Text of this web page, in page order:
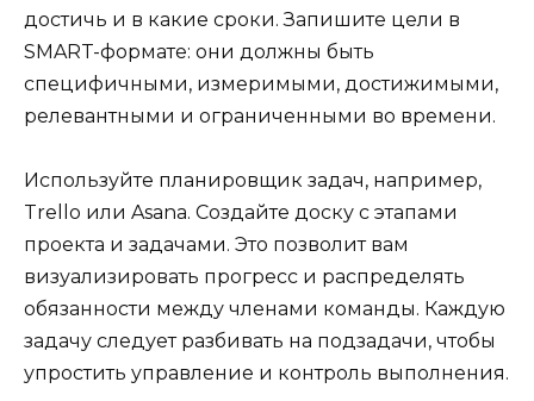
достичь и в какие сроки. Запишите цели в
SMART-формате: они должны быть
специфичными, измеримыми, достижимыми,
релевантными и ограниченными во времени.
Используйте планировщик задач, например,
Trello или Asana. Создайте доску с этапами
проекта и задачами. Это позволит вам
визуализировать прогресс и распределять
обязанности между членами команды. Каждую
задачу следует разбивать на подзадачи, чтобы
упростить управление и контроль выполнения.